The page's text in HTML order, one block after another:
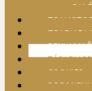
ПРАВИЛА
ZÁSADY
COOKIES